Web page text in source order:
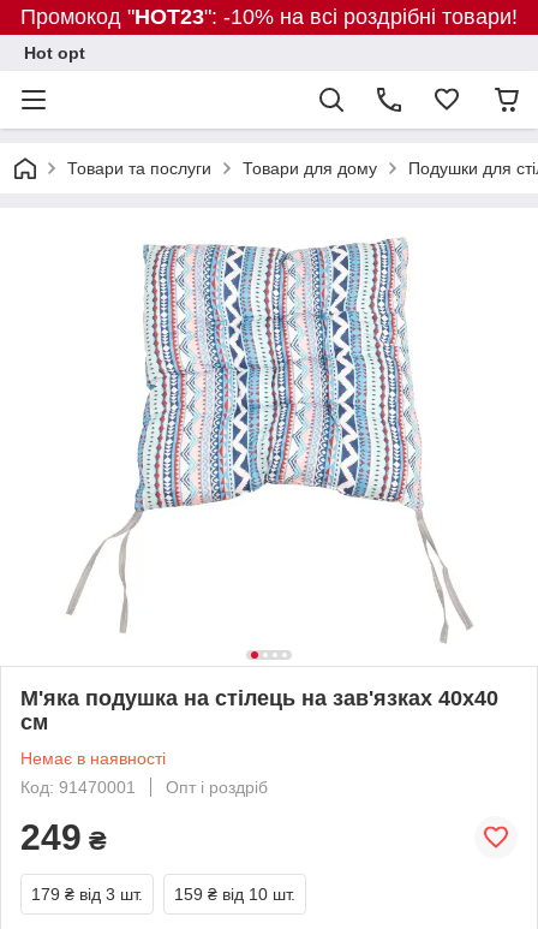
Промокод "HOT23": -10% на всі роздрібні товари!
Hot opt
Товари та послуги Товари для дому Подушки для
М'яка подушка на стілець на зав'язках 40x40
см
Немає в наявності
Код: 91470001
Опт і роздріб
249 ₴
179 ₴ від 3 шт. 159 ₴ від 10 шт.